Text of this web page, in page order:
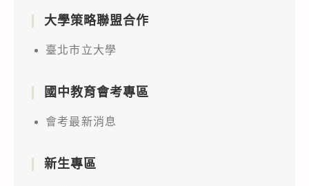
大學策略聯盟合作
臺北市立大學
國中教育會考專區
會考最新消息
新生專區